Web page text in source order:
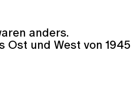
anders.
Ost und West von 1945